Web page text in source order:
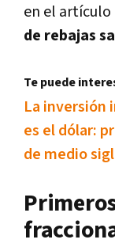
en el artículo
de rebajas
Te puede
La inversión
es el dólar:
de medio